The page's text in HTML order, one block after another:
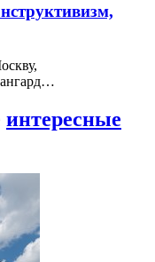
интересные